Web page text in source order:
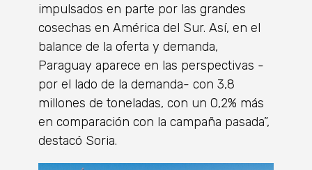
impulsados en parte por las grandes
cosechas en América del Sur. Así, en el
balance de la oferta y demanda,
Paraguay aparece en las perspectivas -
por el lado de la demanda- con 3,8
millones de toneladas, con un 0,2% más
en comparación con la campaña pasada”,
destacó Soria.